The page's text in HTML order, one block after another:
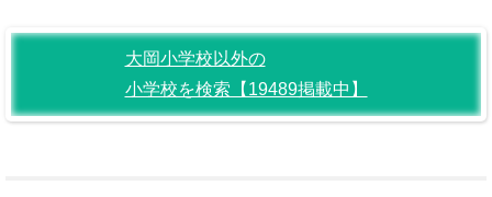
大岡小学校以外の
小学校を検索【19489掲載中】